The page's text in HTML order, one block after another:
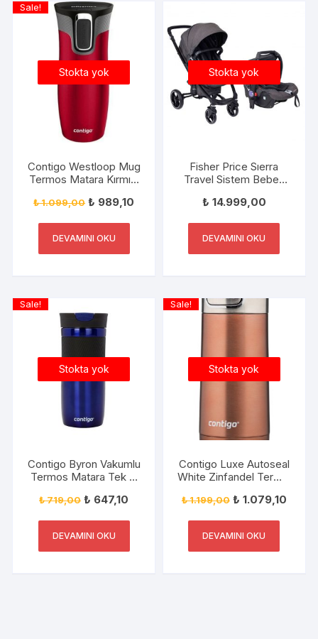
Stokta yok
Sale!
Contigo Westloop Mug
Termos Matara Kırmızı
₺1.099,00 ₺ 989,10
DEVAMINI OKU
Stokta yok
Fisher Price Sıerra
Travel Sistem Bebek
BST020 V-2
₺ 14.999,00
DEVAMINI OKU
Stokta yok
Sale!
Contigo Byron Vakumlu
Termos Matara Tek El
₺719,00 ₺ 647,10
DEVAMINI OKU
Stokta yok
Sale!
Contigo Luxe Autoseal
White Zinfandel Termal
₺1.199,00 ₺ 1.079,10
DEVAMINI OKU